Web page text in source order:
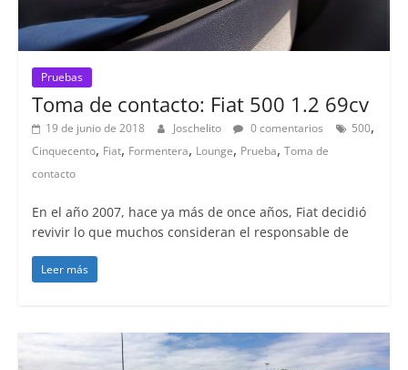
Pruebas
Toma de contacto: Fiat 500 1.2 69cv
19 de junio de 2018 Joschelito 0 comentarios 500,
Cinquecento, Fiat, Formentera, Lounge, Prueba, Toma de
contacto
En el año 2007, hace ya más de once años, Fiat decidió
revivir lo que muchos consideran el responsable de
Leer más